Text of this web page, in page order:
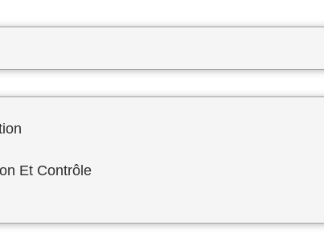
Et Contrôle
SUR MESURE
RDS Engineering se distingue en tant